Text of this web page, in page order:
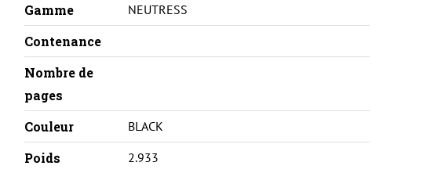
Gamme NEUTRESS
Contenance
Nombre de
pages
Couleur
BLACK
Poids 2.933